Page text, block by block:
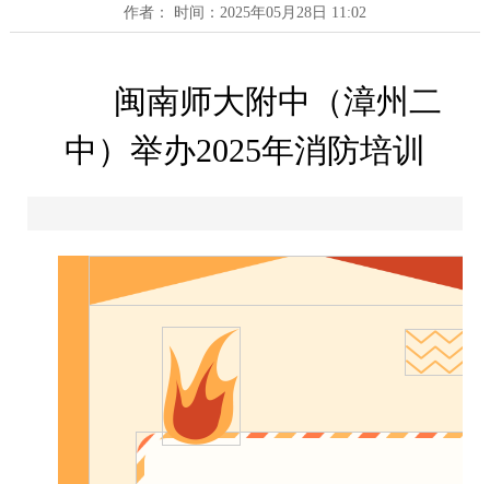
作者： 时间：2025年05月28日 11:02
闽南师大附中（漳州二
中）举办2025年消防培训